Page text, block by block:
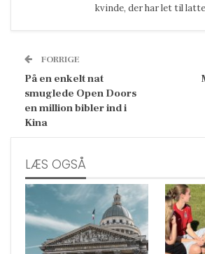
kvinde, der har let til
FORRIGE
På en enkelt nat
smuglede Open Doors
en million bibler ind i
Kina
LÆS OGSÅ